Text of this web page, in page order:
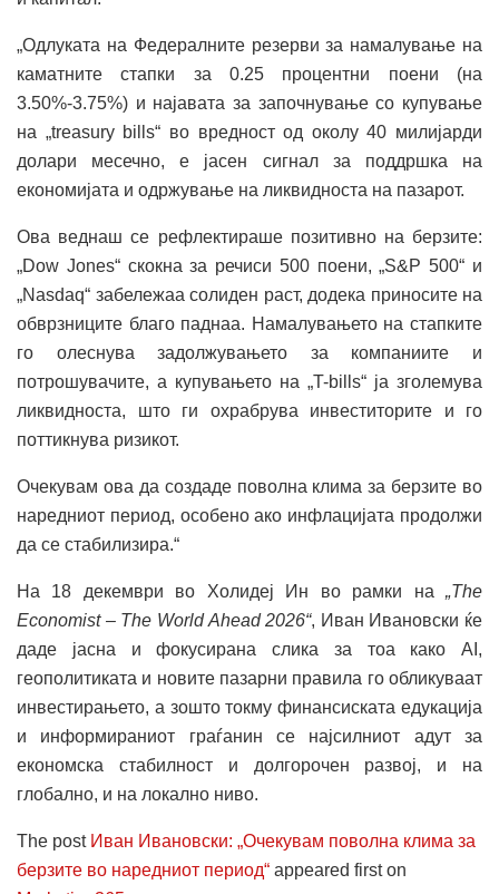
„Oдлуката на Федералните резерви за намалување на
каматните стапки за 0.25 процентни поени (на
3.50%-3.75%) и најавата за започнување со купување
на „treasury bills“ во вредност од околу 40 милијарди
долари месечно, е јасен сигнал за поддршка на
економијата и одржување на ликвидноста на пазарот.
Ова веднаш се рефлектираше позитивно на берзите:
„Dow Jones“ скокна за речиси 500 поени, „S&P 500“ и
„Nasdaq“ забележаа солиден раст, додека приносите на
обврзниците благо паднаа. Намалувањето на стапките
го олеснува задолжувањето за компаниите и
потрошувачите, а купувањето на „T-bills“ ја зголемува
ликвидноста, што ги охрабрува инвеститорите и го
поттикнува ризикот.
Очекувам ова да создаде поволна клима за берзите во
наредниот период, особено ако инфлацијата продолжи
да се стабилизира.“
На 18 декември во Холидеј Ин во рамки на „The
Economist – The World Ahead 2026“, Иван Ивановски ќе
даде јасна и фокусирана слика за тоа како AI,
геополитиката и новите пазарни правила го обликуваат
инвестирањето, а зошто токму финансиската едукација
и информираниот граѓанин се најсилниот адут за
економска стабилност и долгорочен развој, и на
глобално, и на локално ниво.
The post Иван Ивановски: „Очекувам поволна клима за
берзите во наредниот период“ appeared first on